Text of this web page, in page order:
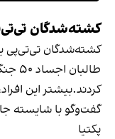
کشته‌شدگان
کشته‌شدگان تی‌تی‌پی
کردند.بیشتر این
گفت‌وگو با شایسته
پکتیا